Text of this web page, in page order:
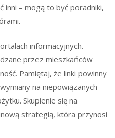
inni – mogą to być poradniki,
informacyjnych.
przez mieszkańców
Pamiętaj, że linki powinny
na niepowiązanych
Skupienie się na
strategią, która przynosi